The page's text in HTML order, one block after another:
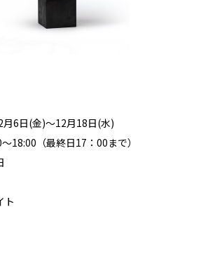
月6日(金)～12月18日(水)
18:00（最終日17：00まで）
ト